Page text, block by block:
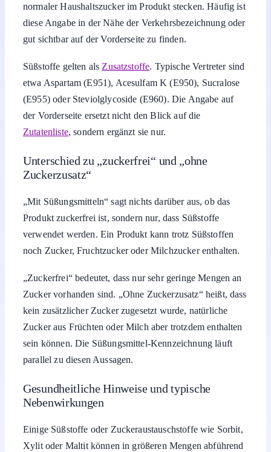
normaler Haushaltszucker im Produkt stecken. Häufig ist
diese Angabe in der Nähe der Verkehrsbezeichnung oder
gut sichtbar auf der Vorderseite zu finden.
Süßstoffe gelten als Zusatzstoffe. Typische Vertreter sind
etwa Aspartam (E951), Acesulfam K (E950), Sucralose
(E955) oder Steviolglycoside (E960). Die Angabe auf
der Vorderseite ersetzt nicht den Blick auf die
Zutatenliste, sondern ergänzt sie nur.
Unterschied zu „zuckerfrei“ und „ohne
Zuckerzusatz“
„Mit Süßungsmitteln“ sagt nichts darüber aus, ob das
Produkt zuckerfrei ist, sondern nur, dass Süßstoffe
verwendet werden. Ein Produkt kann trotz Süßstoffen
noch Zucker, Fruchtzucker oder Milchzucker enthalten.
„Zuckerfrei“ bedeutet, dass nur sehr geringe Mengen an
Zucker vorhanden sind. „Ohne Zuckerzusatz“ heißt, dass
kein zusätzlicher Zucker zugesetzt wurde, natürliche
Zucker aus Früchten oder Milch aber trotzdem enthalten
sein können. Die Süßungsmittel-Kennzeichnung läuft
parallel zu diesen Aussagen.
Gesundheitliche Hinweise und typische
Nebenwirkungen
Einige Süßstoffe oder Zuckeraustauschstoffe wie Sorbit,
Xylit oder Maltit können in größeren Mengen abführend